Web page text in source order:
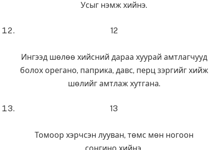
Усыг нэмж хийнэ.
12
Ингээд шөлөө хийсний дараа хуурай амтлагчууд
болох орегано, паприка, давс, перц зэргийг хийж
шөлийг амтлаж хутгана.
13
Томоор хэрчсэн лууван, төмс мөн ногоон